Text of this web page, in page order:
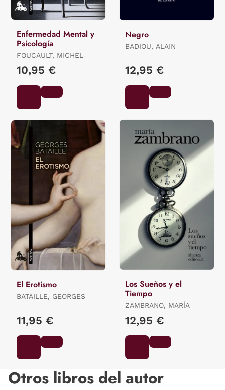
Enfermedad Mental y
Psicología
FOUCAULT, MICHEL
10,95 €
Negro
BADIOU, ALAIN
12,95 €
El Erotismo
BATAILLE, GEORGES
11,95 €
Los Sueños y el
Tiempo
ZAMBRANO, MARÍA
12,95 €
Otros libros del autor